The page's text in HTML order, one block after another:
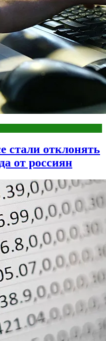
стали отклонять
от россиян